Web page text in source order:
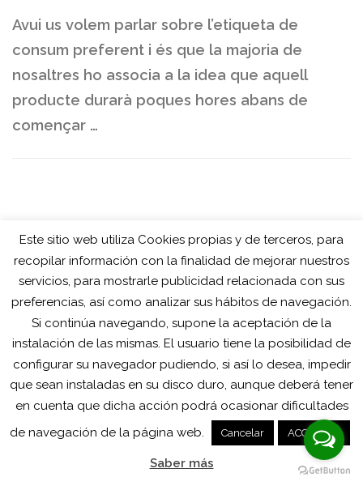
Avui us volem parlar sobre l’etiqueta de
consum preferent i és que la majoria de
nosaltres ho associa a la idea que aquell
producte durarà poques hores abans de
començar …
Copyright © 2025 RCONNECTA- Avíso Legal - Política de
Cookies- Política de privacidad
Este sitio web utiliza Cookies propias y de terceros, para
recopilar información con la finalidad de mejorar nuestros
servicios, para mostrarle publicidad relacionada con sus
preferencias, así como analizar sus hábitos de navegación.
Si continúa navegando, supone la aceptación de la
instalación de las mismas. El usuario tiene la posibilidad de
configurar su navegador pudiendo, si así lo desea, impedir
que sean instaladas en su disco duro, aunque deberá tener
en cuenta que dicha acción podrá ocasionar dificultades
de navegación de la página web.
Cancelar ACCEPTAR
Saber más